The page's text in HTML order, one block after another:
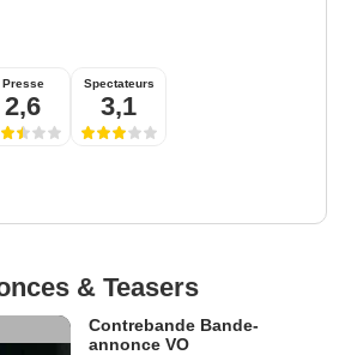
Presse
2,6
Spectateurs
3,1
& Teasers
Contrebande Bande-
annonce VO